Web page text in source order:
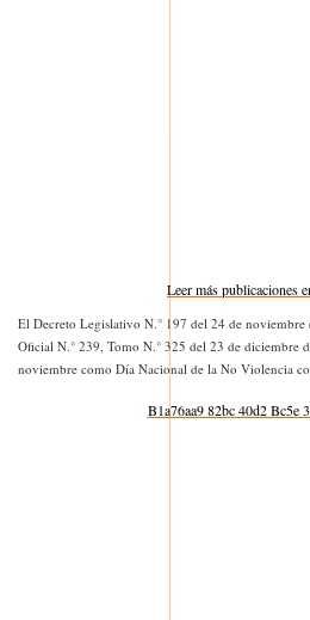
Leer más publicaciones
El Decreto Legislativo N.° 197 del 24 de
Oficial N.° 239, Tomo N.° 325 del 23 de diciembre
noviembre como Día Nacional de la No Violencia
B1a76aa9 82bc 40d2 Bc5e